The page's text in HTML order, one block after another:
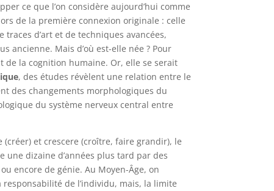
ce que l’on considère aujourd’hui comme
de la première connexion originale : celle
d’art et de techniques avancées,
ancienne. Mais d’où est-elle née ? Pour
de la cognition humaine. Or, elle se serait
, des études révèlent une relation entre le
des changements morphologiques du
du système nerveux central entre
et crescere (croître, faire grandir), le
dizaine d’années plus tard par des
encore de génie. Au Moyen-Âge, on
de l’individu, mais, la limite